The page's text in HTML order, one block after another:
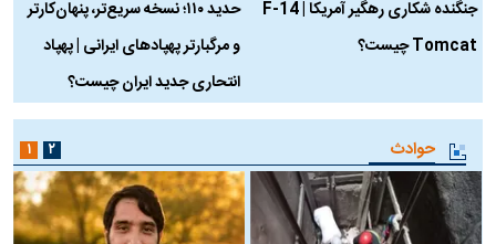
جنگنده شکاری رهگیر آمریکا | F-14
Tomcat چیست؟
حدید ۱۱۰؛ نسخه سریع‌تر، پنهان‌کارتر
و مرگبارتر پهپادهای ایرانی | پهپاد
انتحاری جدید ایران چیست؟
حوادث ۱ ۲